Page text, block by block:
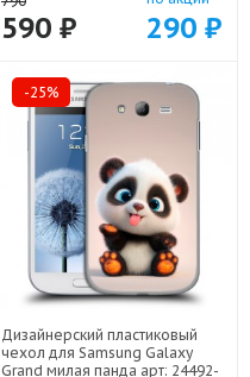
590 ₽ 290 ₽
-25%
Дизайнерский пластиковый
чехол для Samsung Galaxy
Grand милая панда арт: 24492-